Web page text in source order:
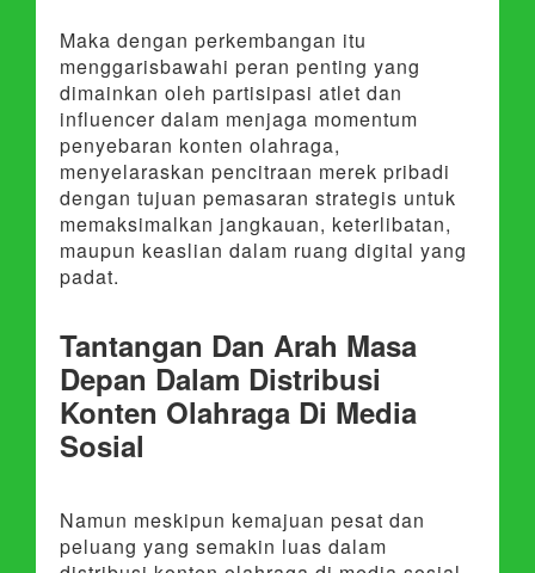
Maka dengan perkembangan itu
menggarisbawahi peran penting yang
dimainkan oleh partisipasi atlet dan
influencer dalam menjaga momentum
penyebaran konten olahraga,
menyelaraskan pencitraan merek pribadi
dengan tujuan pemasaran strategis untuk
memaksimalkan jangkauan, keterlibatan,
maupun keaslian dalam ruang digital yang
padat.
Tantangan Dan Arah Masa
Depan Dalam Distribusi
Konten Olahraga Di Media
Sosial
Namun meskipun kemajuan pesat dan
peluang yang semakin luas dalam